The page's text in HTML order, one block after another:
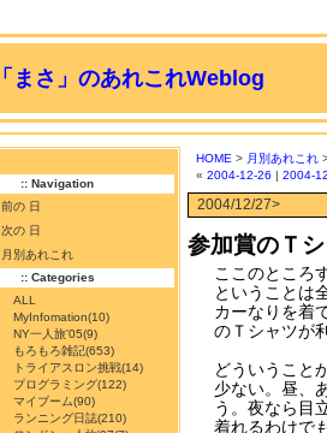
「まさ」のあれこれWeblog
:: Navigation
前の 日
次の 日
月別あれこれ
:: Categories
ALL
MyInfomation(10)
NY一人旅'05(9)
もろもろ雑記(653)
トライアスロン挑戦(14)
プログラミング(122)
マイブーム(90)
ランニング日誌(210)
HOME > 月別あれこれ
« 2004-12-26 | 2004-
2004/12/27>
参加賞のＴ
ここのところ
ということは
カーなりを着
のＴシャツが
どういうこと
少ない。昼、
う。夜なら目
着れるわけで